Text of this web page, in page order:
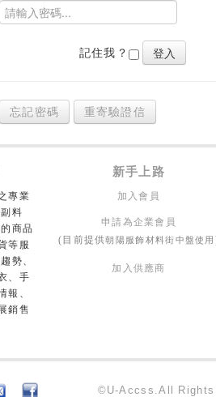
記住我？
忘記密碼 重寄驗證信
新手上路
專業
料
商品
等服
勢、
、手
報、
銷售
加入會員
申請為企業會員
(目前提供朝陽服飾材料街中盤使用
加入供應商
©U-Accss.All Rights